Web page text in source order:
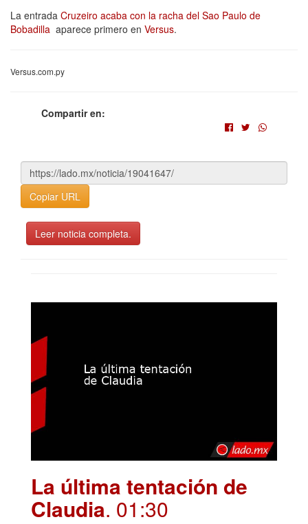
La entrada Cruzeiro acaba con la racha del Sao Paulo de
Bobadilla aparece primero en Versus.
Versus.com.py
Compartir en:
Copiar URL
Leer noticia completa.
La última tentación de
Claudia. 01:30